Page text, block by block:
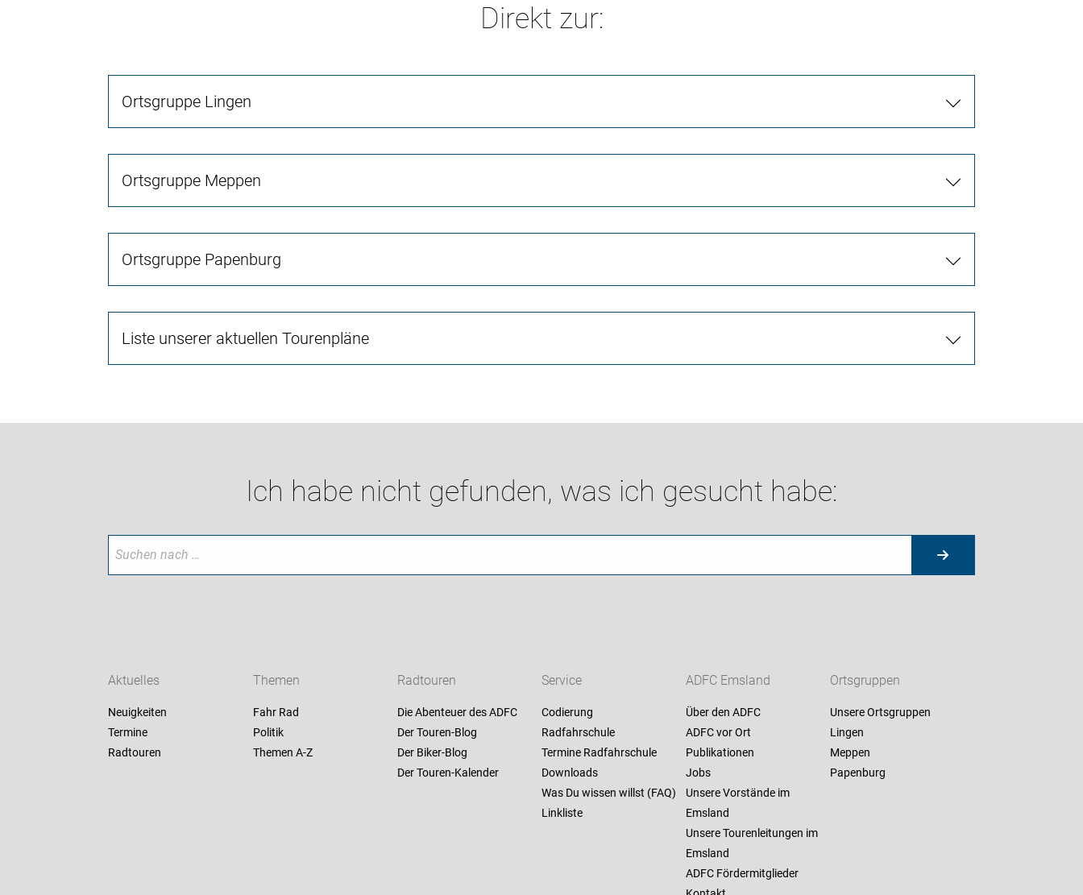
Direkt zur:
Ortsgruppe Lingen
Ortsgruppe Meppen
Ortsgruppe Papenburg
Liste unserer aktuellen Tourenpläne
Ich habe nicht gefunden, was ich gesucht habe:
Aktuelles
Neuigkeiten
Termine
Radtouren
Themen
Fahr Rad
Politik
Themen A-Z
Radtouren
Die Abenteuer des ADFC
Der Touren-Blog
Der Biker-Blog
Der Touren-Kalender
Service
Codierung
Radfahrschule
Termine Radfahrschule
Downloads
Was Du wissen willst (FAQ)
Linkliste
ADFC Emsland
Über den ADFC
ADFC vor Ort
Publikationen
Jobs
Unsere Vorstände im
Emsland
Unsere Tourenleitungen im
Emsland
ADFC Fördermitglieder
Ortsgruppen
Unsere Ortsgruppen
Lingen
Meppen
Papenburg